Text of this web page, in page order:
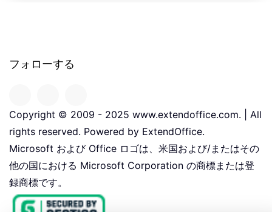
フォローする
Copyright © 2009 - 2025 www.extendoffice.com. | All
rights reserved. Powered by ExtendOffice.
Microsoft および Office ロゴは、米国および/またはその
他の国における Microsoft Corporation の商標または登
録商標です。